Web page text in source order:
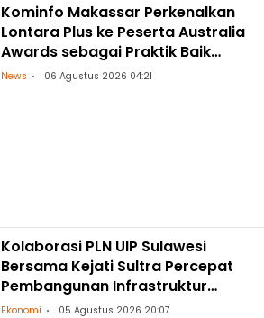
Kominfo Makassar Perkenalkan
Lontara Plus ke Peserta Australia
Awards sebagai Praktik Baik
Transformasi Digital
News 06 Agustus 2026 04:21
Kolaborasi PLN UIP Sulawesi
Bersama Kejati Sultra Percepat
Pembangunan Infrastruktur
Ketenagalistrikan
Ekonomi 05 Agustus 2026 20:07